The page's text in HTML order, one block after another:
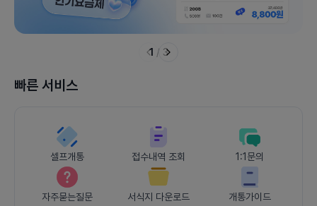
1 / 3
빠른 서비스
셀프개통 접수내역 조회 1:1문의
자주묻는질문 서식지 다운로드 개통가이드